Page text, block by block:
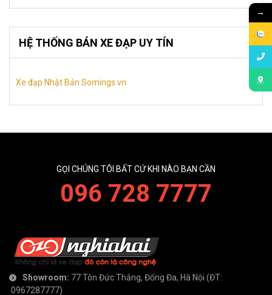
HỆ THỐNG BÁN XE ĐẠP UY TÍN
Xe đạp Nhật Bản Somings.vn
GỌI CHÚNG TÔI BẤT CỨ KHI NÀO BẠN CẦN
096 728 7777
Showroom: 77 Tôn Đức Thắng, Đống Đa, Hà Nội (ĐT:
0967287777)
→